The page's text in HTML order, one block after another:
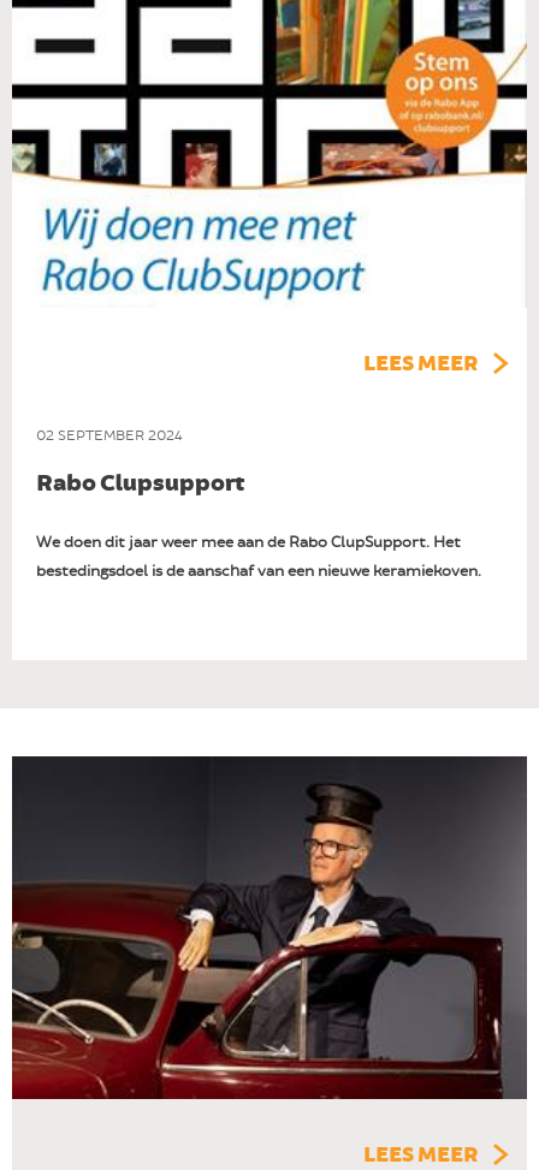
02 SEPTEMBER 2024
Rabo Clupsupport
We doen dit jaar weer mee aan de Rabo ClupSupport. Het
bestedingsdoel is de aanschaf van een nieuwe keramiekoven.
LEES MEER
LEES MEER